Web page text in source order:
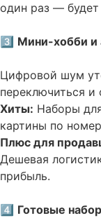
один раз — будет
3️⃣ Мини-хобби и
Цифровой шум
переключиться и
Хиты: Наборы
картины по
Плюс для
Дешевая
прибыль.
4️⃣ Готовые